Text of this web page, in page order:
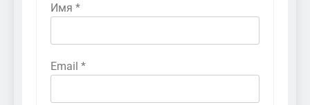
Имя *
Email *